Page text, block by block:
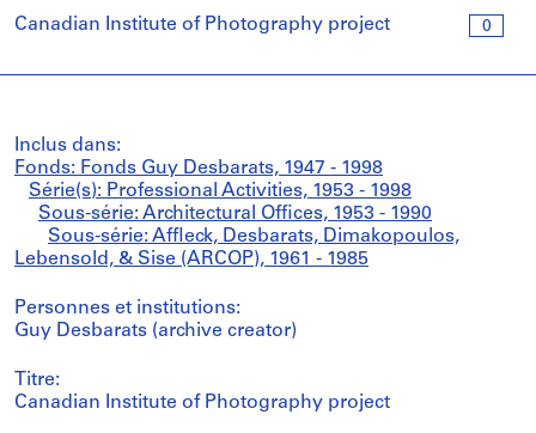
0
Canadian Institute of Photography project
Inclus dans:
Fonds: Fonds Guy Desbarats, 1947 - 1998
Série(s): Professional Activities, 1953 - 1998
Sous-série: Architectural Offices, 1953 - 1990
Sous-série: Affleck, Desbarats, Dimakopoulos,
Lebensold, & Sise (ARCOP), 1961 - 1985
Personnes et institutions:
Guy Desbarats (archive creator)
Titre:
Canadian Institute of Photography project